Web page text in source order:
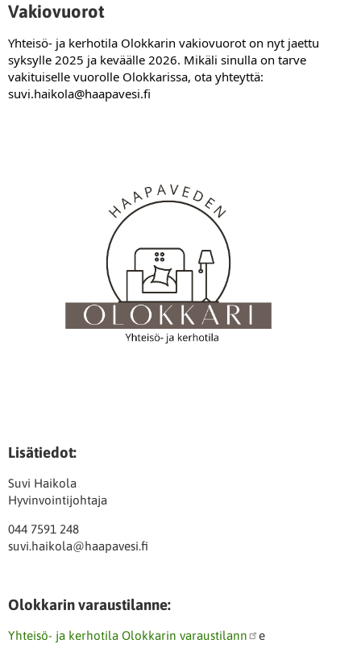
Vakiovuorot
Yhteisö- ja kerhotila Olokkarin vakiovuorot on nyt jaettu
syksylle 2025 ja keväälle 2026. Mikäli sinulla on tarve
vakituiselle vuorolle Olokkarissa, ota yhteyttä:
suvi.haikola@haapavesi.fi
Lisätiedot:
Suvi Haikola
Hyvinvointijohtaja
044 7591 248
suvi.haikola@haapavesi.fi
Olokkarin varaustilanne:
Yhteisö- ja kerhotila Olokkarin varaustilann e